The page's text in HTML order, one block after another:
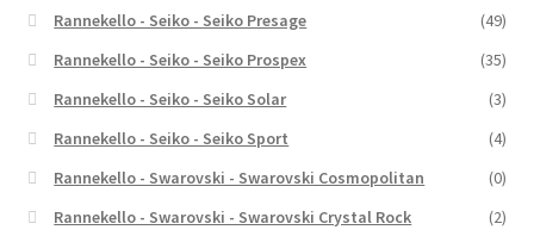
Rannekello - Seiko - Seiko Presage
(49)
Rannekello - Seiko - Seiko Prospex
(35)
Rannekello - Seiko - Seiko Solar
(3)
Rannekello - Seiko - Seiko Sport
(4)
Rannekello - Swarovski - Swarovski Cosmopolitan
(0)
Rannekello - Swarovski - Swarovski Crystal Rock
(2)